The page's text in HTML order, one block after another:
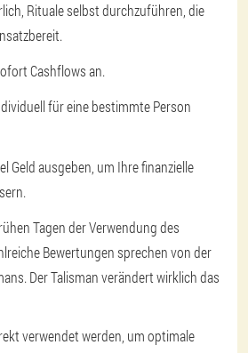
Rituale selbst durchzuführen, die
Cashflows an.
für eine bestimmte Person
Geld ausgeben, um Ihre finanzielle
Tagen der Verwendung des
Bewertungen sprechen von der
Der Talisman verändert wirklich das
verwendet werden, um optimale